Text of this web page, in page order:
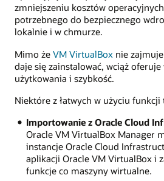
zmniejszeniu kosztów
potrzebnego do bezpiecznego
lokalnie i w chmurze.
Mimo że VM VirtualBox nie
daje się zainstalować, wciąż
użytkowania i szybkość.
Niektóre z łatwych w użyciu funkcji
Importowanie z Oracle Cloud
Oracle VM VirtualBox Manager
instancje Oracle Cloud
aplikacji Oracle VM VirtualBox i
funkcje co maszyny wirtualne.